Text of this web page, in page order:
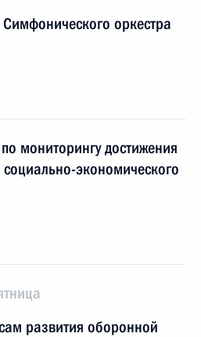
оркестра
мониторингу достижения
экономического
развития оборонной